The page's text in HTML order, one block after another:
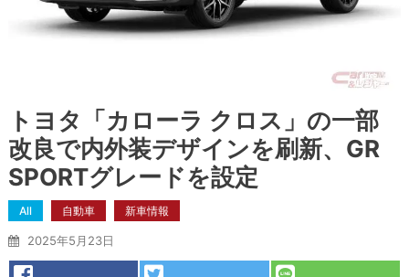
トヨタ「カローラ クロス」の一部
改良で内外装デザインを刷新、GR
SPORTグレードを設定
All 自動車 新車情報
2025年5月23日